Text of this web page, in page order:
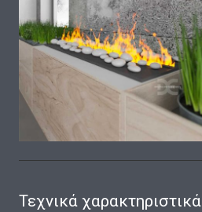
Τεχνικά χαρακτηριστικά